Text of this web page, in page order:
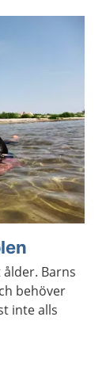
Barns
behöver
inte alls